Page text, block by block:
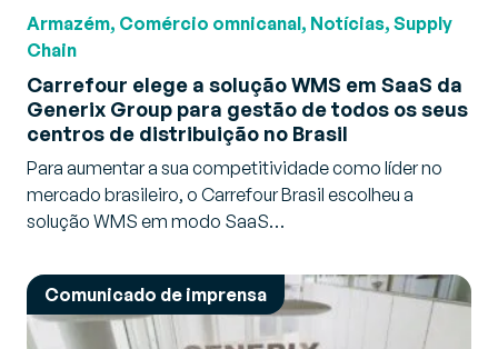
Armazém, Comércio omnicanal, Notícias, Supply
Chain
Carrefour elege a solução WMS em SaaS da
Generix Group para gestão de todos os seus
centros de distribuição no Brasil
Para aumentar a sua competitividade como líder no
mercado brasileiro, o Carrefour Brasil escolheu a
solução WMS em modo SaaS…
Comunicado de imprensa